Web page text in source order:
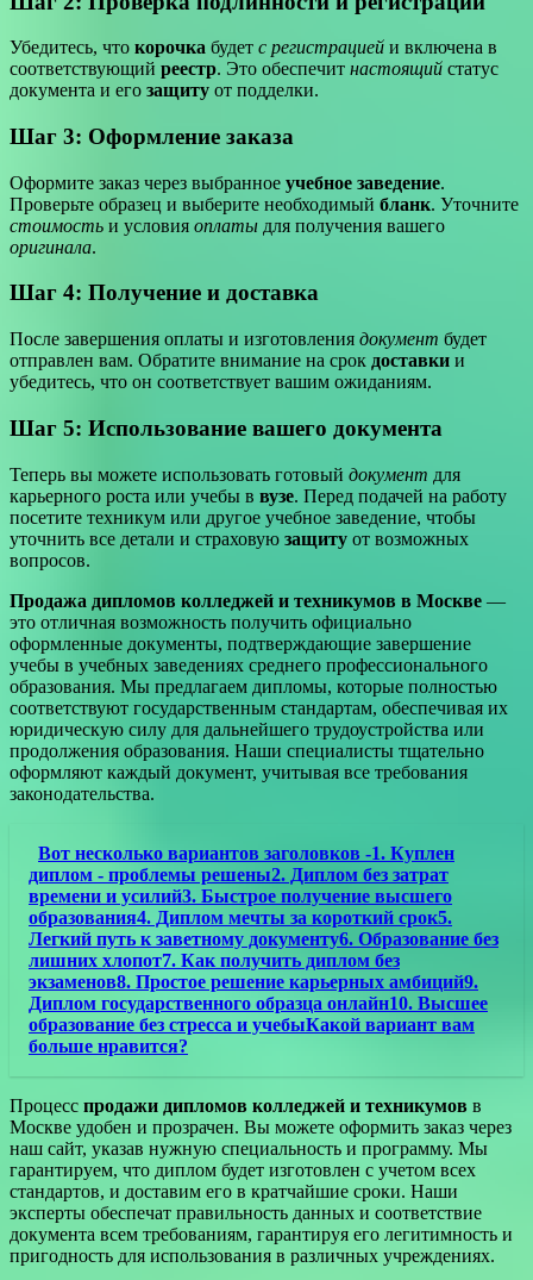
Убедитесь, что корочка будет с регистрацией и включена в
соответствующий реестр. Это обеспечит настоящий статус
документа и его защиту от подделки.
Шаг 3: Оформление заказа
Оформите заказ через выбранное учебное заведение.
Проверьте образец и выберите необходимый бланк. Уточните
стоимость и условия оплаты для получения вашего
оригинала.
Шаг 4: Получение и доставка
После завершения оплаты и изготовления документ будет
отправлен вам. Обратите внимание на срок доставки и
убедитесь, что он соответствует вашим ожиданиям.
Шаг 5: Использование вашего документа
Теперь вы можете использовать готовый документ для
карьерного роста или учебы в вузе. Перед подачей на работу
посетите техникум или другое учебное заведение, чтобы
уточнить все детали и страховую защиту от возможных
вопросов.
Продажа дипломов колледжей и техникумов в Москве —
это отличная возможность получить официально
оформленные документы, подтверждающие завершение
учебы в учебных заведениях среднего профессионального
образования. Мы предлагаем дипломы, которые полностью
соответствуют государственным стандартам, обеспечивая их
юридическую силу для дальнейшего трудоустройства или
продолжения образования. Наши специалисты тщательно
оформляют каждый документ, учитывая все требования
законодательства.
Вот несколько вариантов заголовков -1. Куплен
диплом - проблемы решены2. Диплом без затрат
времени и усилий3. Быстрое получение высшего
образования4. Диплом мечты за короткий срок5.
Легкий путь к заветному документу6. Образование без
лишних хлопот7. Как получить диплом без
экзаменов8. Простое решение карьерных амбиций9.
Диплом государственного образца онлайн10. Высшее
образование без стресса и учебыКакой вариант вам
больше нравится?
Процесс продажи дипломов колледжей и техникумов в
Москве удобен и прозрачен. Вы можете оформить заказ через
наш сайт, указав нужную специальность и программу. Мы
гарантируем, что диплом будет изготовлен с учетом всех
стандартов, и доставим его в кратчайшие сроки. Наши
эксперты обеспечат правильность данных и соответствие
документа всем требованиям, гарантируя его легитимность и
пригодность для использования в различных учреждениях.